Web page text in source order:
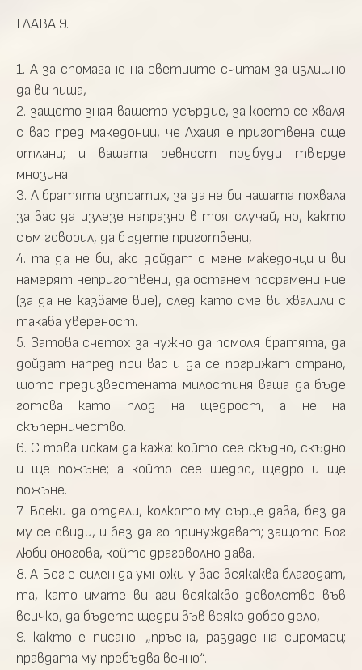
ГЛАВА 9.
1. А за спомагане на светиите считам за излишно
да ви пиша,
2. защото зная вашето усърдие, за което се хваля
с вас пред македонци, че Ахаия е приготвена още
отлани; и вашата ревност подбуди твърде
мнозина.
3. А братята изпратих, за да не би нашата похвала
за вас да излезе напразно в тоя случай, но, както
съм говорил, да бъдете приготвени,
4. та да не би, ако дойдат с мене македонци и ви
намерят неприготвени, да останем посрамени ние
(за да не казваме вие), след като сме ви хвалили с
такава увереност.
5. Затова счетох за нужно да помоля братята, да
дойдат напред при вас и да се погрижат отрано,
щото предизвестената милостиня ваша да бъде
готова като плод на щедрост, а не на
скъперничество.
6. С това искам да кажа: който сее скъдно, скъдно
и ще пожъне; а който сее щедро, щедро и ще
пожъне.
7. Всеки да отдели, колкото му сърце дава, без да
му се свиди, и без да го принуждават; защото Бог
люби оногова, който драговолно дава.
8. А Бог е силен да умножи у вас всякаква благодат,
та, като имате винаги всякакво доволство във
всичко, да бъдете щедри във всяко добро дело,
9. както е писано: „пръсна, раздаде на сиромаси;
правдата му пребъдва вечно“.